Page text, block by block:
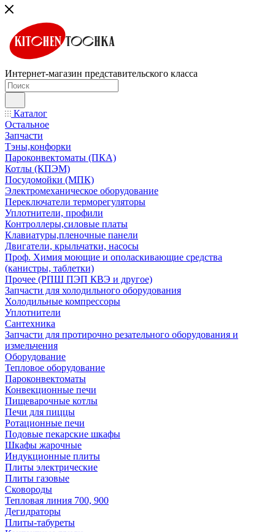
Интернет-магазин представительского класса
Каталог
Остальное
Запчасти
Тэны,конфорки
Пароконвектоматы (ПКА)
Котлы (КПЭМ)
Посудомойки (МПК)
Электромеханическое оборудование
Переключатели терморегуляторы
Уплотнители, профили
Контроллеры,силовые платы
Клавиатуры,пленочные панели
Двигатели, крыльчатки, насосы
Проф. Химия моющие и ополаскивающие средства
(канистры, таблетки)
Прочее (РПШ ПЭП КВЭ и другое)
Запчасти для холодильного оборудования
Холодильные компрессоры
Уплотнители
Сантехника
Запчасти для протирочно резательного оборудования и
измельчения
Оборудование
Тепловое оборудование
Пароконвектоматы
Конвекционные печи
Пищеварочные котлы
Печи для пиццы
Ротационные печи
Подовые пекарские шкафы
Шкафы жарочные
Индукционные плиты
Плиты электрические
Плиты газовые
Сковороды
Тепловая линия 700, 900
Дегидраторы
Плиты-табуреты